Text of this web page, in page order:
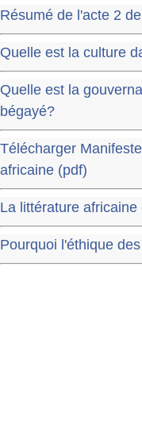
Résumé de l'acte 2
Quelle est la culture
Quelle est la
bégayé?
Télécharger
africaine (pdf)
La littérature
Pourquoi l'éthique